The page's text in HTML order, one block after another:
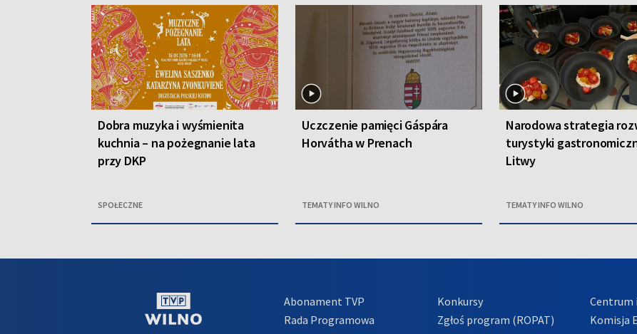
Dobra muzyka i wyśmienita
kuchnia – na pożegnanie lata
przy DKP
SPOŁECZNE
Uczczenie pamięci Gáspára
Horvátha w Prenach
TEMATY INFO WILNO
Narodowa strategia
turystyki
Litwy
TEMATY INFO WILNO
Abonament TVP
Rada Programowa
Konkursy
Zgłoś program (ROPAT)
Centrum
Komisja